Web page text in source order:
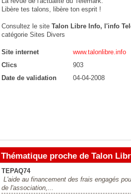
Libère tes talons, libère ton esprit !
Consultez le site Talon Libre Info, l'info
catégorie Sites Divers
Site internet
www.talonlibre.info
Clics
903
Date de validation
04-04-2008
Thématique proche de Talon
TEPAQ74
L'aide au financement des frais engagés
de l'association,...